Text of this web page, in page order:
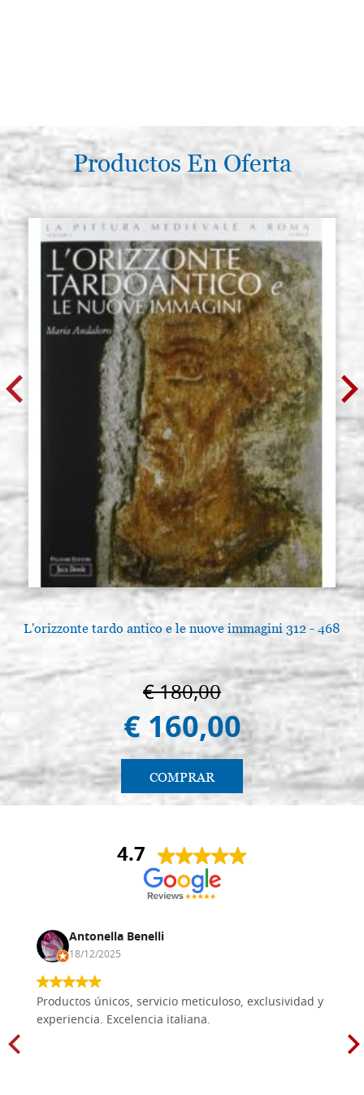
Productos En Oferta
L'orizzonte tardo antico e le nuove immagini 312 - 468
€ 180,00
€ 160,00
COMPRAR
4.7
Antonella Benelli
18/12/2025
Productos únicos, servicio meticuloso, exclusividad y
experiencia. Excelencia italiana.